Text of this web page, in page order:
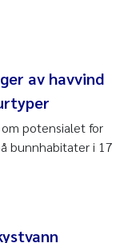
av havvind
potensialet for
bunnhabitater i 17